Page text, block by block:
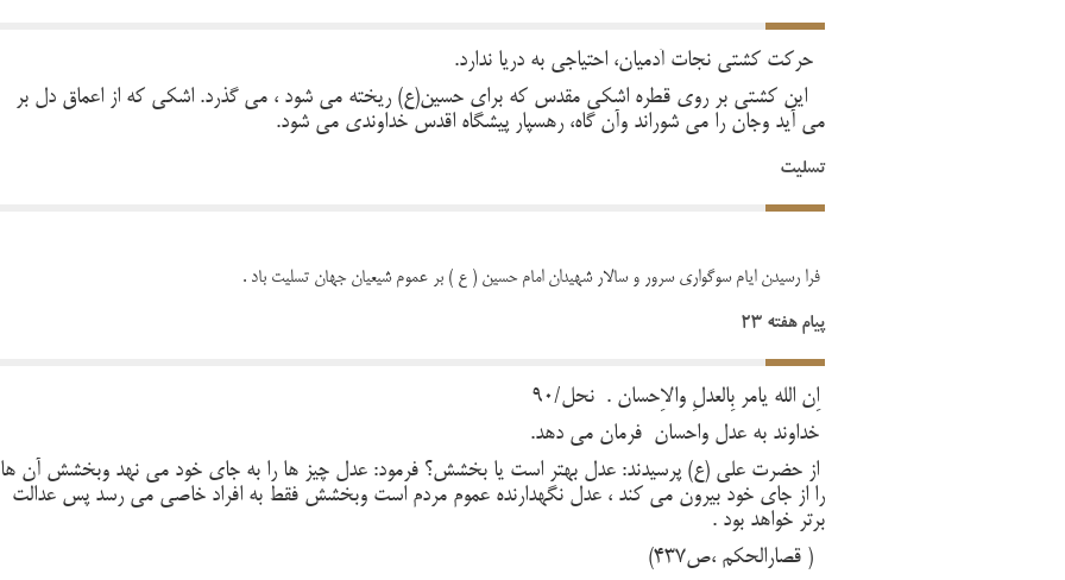
حرکت کشتی نجات آدمیان، احتیاجی به دریا ندارد.
این کشتی بر روی قطره اشکی مقدس که برای حسین(ع) ریخته می شود ، می گذرد. اشکی که از اعماق دل بر
می آید وجان را می شوراند وآن گاه، رهسپار پیشگاه اقدس خداوندی می شود.
تسلیت
فرا رسیدن ایام سوگواری سرور و سالار شهیدان امام حسین ( ع ) بر عموم شیعیان جهان تسلیت باد .
پیام هفته 23
اِنَّ اللّه یَامُرُ بِالعَدلِ وَالاِحسان . نحل/90
خداوند به عدل واحسان فرمان می دهد.
از حضرت علی (ع) پرسیدند: عدل بهتر است یا بخشش؟ فرمود: عدل چیز ها را به جای خود می نهد وبخشش آن ها
را از جای خود بیرون می کند ، عدل نگهدارنده عموم مردم است وبخشش فقط به افراد خاصی می رسد پس عدالت
برتر خواهد بود .
( قصارالحکم ،ص437)